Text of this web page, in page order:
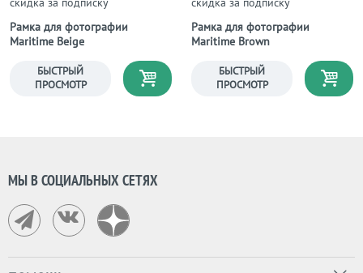
Рамка для фотографии
Maritime Beige
БЫСТРЫЙ
ПРОСМОТР
Рамка для фотографии
Maritime Brown
БЫСТРЫЙ
ПРОСМОТР
МЫ В СОЦИАЛЬНЫХ СЕТЯХ